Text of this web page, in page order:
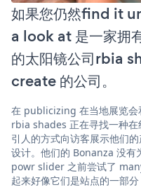
如果您仍然find it
a look at 是一家拥
的太阳镜公司rbia
create 的公司。
在 publicizing 在当地展览会
rbia shades 正在寻找一种
引人的方式向访客展示他们
设计。他们的 Bonanza 没有
powr slider 之前尝试了
起来好像它们是站点的一部分